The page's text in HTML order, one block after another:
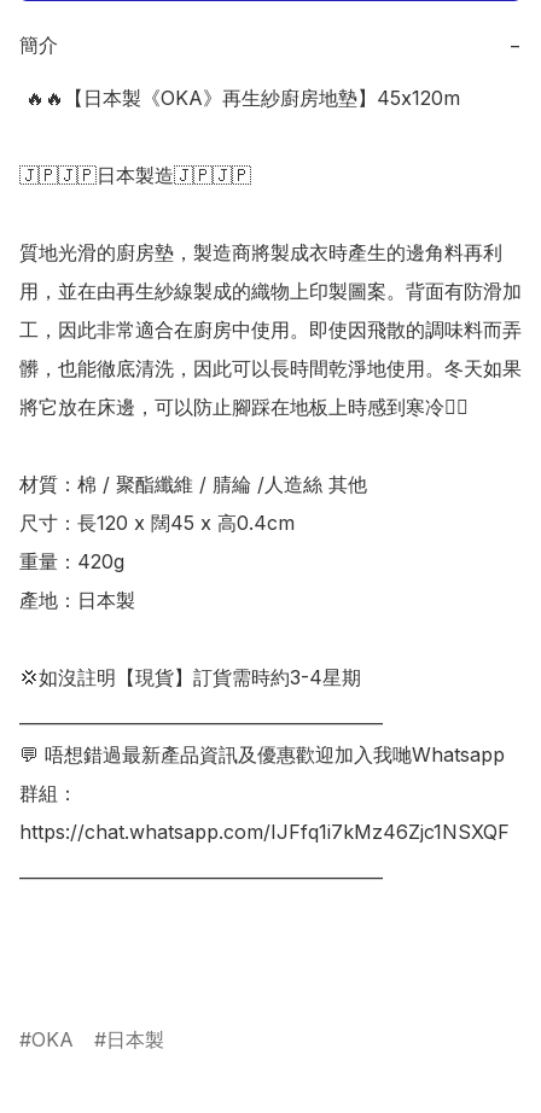
簡介 −
🇯🇵🇯🇵日本製造🇯🇵🇯🇵
質地光滑的廚房墊，製造商將製成衣時產生的邊角料再利
用，並在由再生紗線製成的織物上印製圖案。背面有防滑加
工，因此非常適合在廚房中使用。即使因飛散的調味料而弄
髒，也能徹底清洗，因此可以長時間乾淨地使用。冬天如果
將它放在床邊，可以防止腳踩在地板上時感到寒冷👍🏻
材質：棉 / 聚酯纖維 / 腈綸 /人造絲 其他
尺寸：長120 x 闊45 x 高0.4cm
重量：420g
產地：日本製
💢如沒註明【現貨】訂貨需時約3-4星期
💬 唔想錯過最新產品資訊及優惠歡迎加入我哋Whatsapp
群組：
https://chat.whatsapp.com/IJFfq1i7kMz46Zjc1NSXQF
OKA 日本製